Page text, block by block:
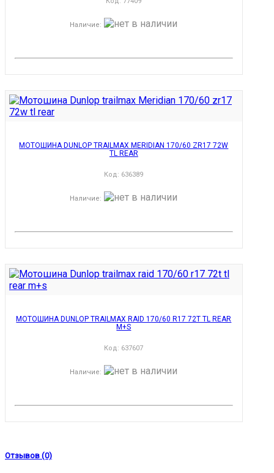
Наличие:
МОТОШИНА DUNLOP TRAILMAX MERIDIAN 170/60 ZR17 72W
TL REAR
Код: 636389
Наличие:
МОТОШИНА DUNLOP TRAILMAX RAID 170/60 R17 72T TL REAR
M+S
Код: 637607
Наличие:
Отзывов (0)